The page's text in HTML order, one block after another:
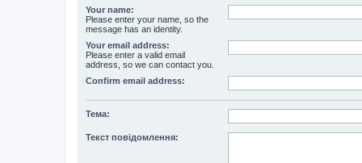
Your name:
Please enter your name, so the
message has an identity.
Your email address:
Please enter a valid email
address, so we can contact you.
Confirm email address:
Тема:
Текст повідомлення: